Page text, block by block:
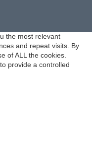
the most relevant
and repeat visits. By
of ALL the cookies.
provide a controlled